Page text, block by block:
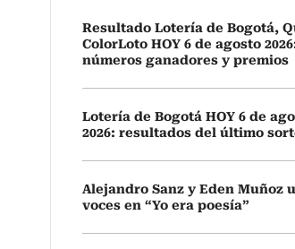
Resultado Lotería de Bogotá,
ColorLoto HOY 6 de agosto
números ganadores y premios
Lotería de Bogotá HOY 6 de
2026: resultados del último
Alejandro Sanz y Eden Muñoz
voces en “Yo era poesía”